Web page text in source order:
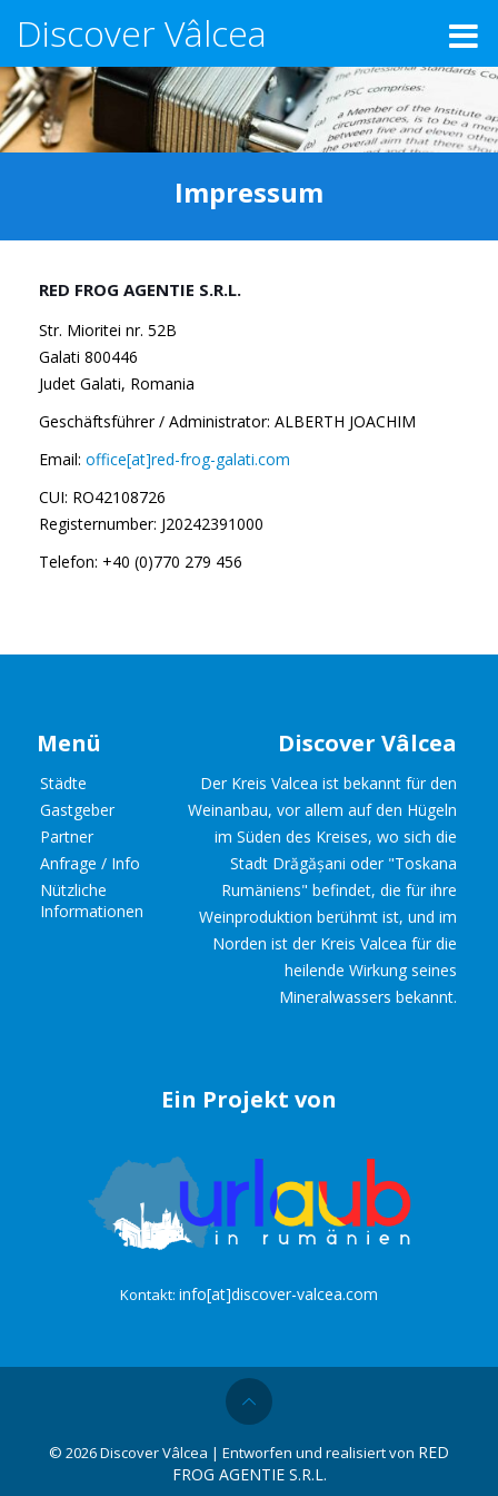
Discover Vâlcea
Impressum
RED FROG AGENTIE S.R.L.
Str. Mioritei nr. 52B
Galati 800446
Judet Galati, Romania
Geschäftsführer / Administrator: ALBERTH JOACHIM
Email: office[at]red-frog-galati.com
CUI: RO42108726
Registernumber: J20242391000
Telefon: +40 (0)770 279 456
Menü
Städte
Gastgeber
Partner
Anfrage / Info
Nützliche
Informationen
Discover Vâlcea
Der Kreis Valcea ist bekannt für den
Weinanbau, vor allem auf den Hügeln
im Süden des Kreises, wo sich die
Stadt Drăgășani oder "Toskana
Rumäniens" befindet, die für ihre
Weinproduktion berühmt ist, und im
Norden ist der Kreis Valcea für die
heilende Wirkung seines
Mineralwassers bekannt.
Ein Projekt von
Kontakt: info[at]discover-valcea.com
© 2026 Discover Vâlcea | Entworfen und realisiert von RED
FROG AGENTIE S.R.L.